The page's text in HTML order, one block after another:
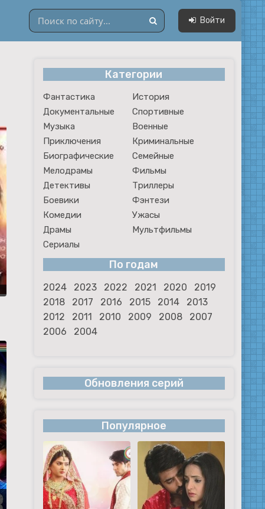
Мультфильмы
Сериалы
Войти
Категории
Фантастика
История
Документальные
Спортивные
Музыка
Военные
Приключения
Криминальные
Биографические
Семейные
Мелодрамы
Фильмы
Детективы
Триллеры
Боевики
Фэнтези
Комедии
Ужасы
Драмы
Мультфильмы
Сериалы
По годам
2024 2023 2022 2021 2020
2019
2018
2017 2016 2015 2014
2013
2012
2011 2010 2009 2008
2007
2006
2004
Обновления серий
Популярное